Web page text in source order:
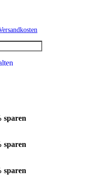
sparen
sparen
sparen